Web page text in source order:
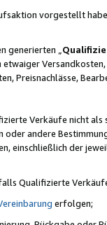
vorgestellt
generierten „
Preisnachlässe,
Verkäufe nicht
andere
einschließlich der
Qualifizierte
erfolgen;